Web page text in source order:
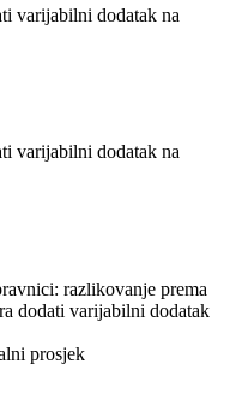
varijabilni dodatak na
varijabilni dodatak na
razlikovanje prema
dodati varijabilni dodatak
prosjek